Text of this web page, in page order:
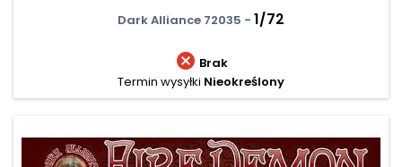
Dark Alliance 72035 - 1/72
 Brak
Termin wysyłki Nieokreślony